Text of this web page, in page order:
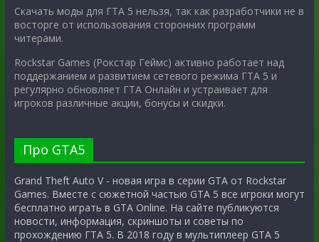
Скачать моды для ГТА 5 нельзя, так как разработчики не в
восторге от использования сторонних программ
читерами.
Rockstar Games (Рокстар Геймс) активно работает над
поддержанием и развитием сетевого режима ГТА 5 и
регулярно обновляет ГТА Онлайн и устраивает для
игроков различные акции, бонусы и скидки.
Про GTA5
Grand Theft Auto V - новая игра в серии GTA от Rockstar
Games. Вместе с сюжетной частью GTA 5 все игроки могут
бесплатно играть в GTA Online. На сайте публикуются
новости, информация, скриншоты и советы по
прохождению ГТА 5. В 2018 году в мультиплеер GTA 5